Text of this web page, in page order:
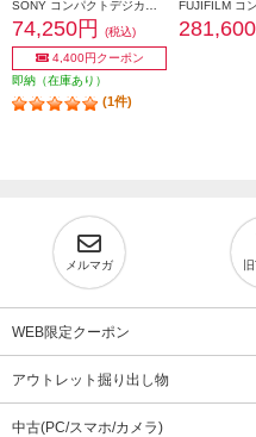
74,250円
(税込)
4,400円クーポン
即納（在庫あり）
(1件)
メルマガ
WEB限定クーポン
アウトレット掘り出し物
中古(PC/スマホ/カメラ)